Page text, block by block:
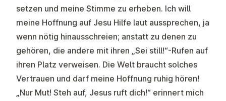
setzen und meine Stimme zu erheben. Ich will
meine Hoffnung auf Jesu Hilfe laut aussprechen, ja
wenn nötig hinausschreien; anstatt zu denen zu
gehören, die andere mit ihren „Sei still!“-Rufen auf
ihren Platz verweisen. Die Welt braucht solches
Vertrauen und darf meine Hoffnung ruhig hören!
„Nur Mut! Steh auf, Jesus ruft dich!“ erinnert mich